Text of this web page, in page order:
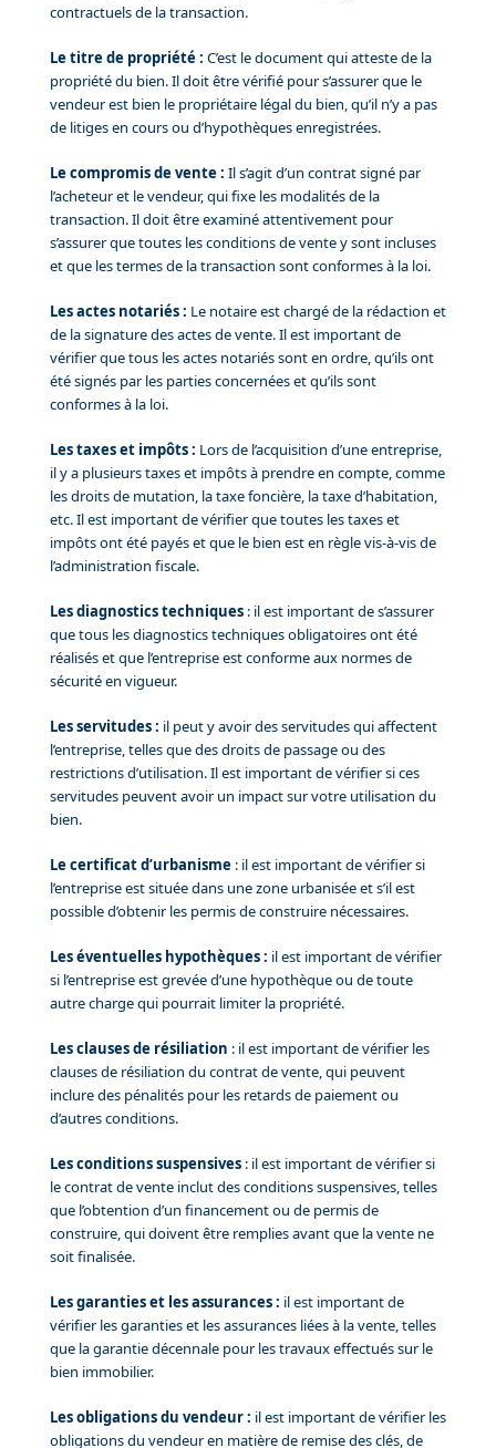
contractuels de la transaction.
Le titre de propriété : C’est le document qui atteste de la
propriété du bien. Il doit être vérifié pour s’assurer que le
vendeur est bien le propriétaire légal du bien, qu’il n’y a pas
de litiges en cours ou d’hypothèques enregistrées.
Le compromis de vente : Il s’agit d’un contrat signé par
l’acheteur et le vendeur, qui fixe les modalités de la
transaction. Il doit être examiné attentivement pour
s’assurer que toutes les conditions de vente y sont incluses
et que les termes de la transaction sont conformes à la loi.
Les actes notariés : Le notaire est chargé de la rédaction et
de la signature des actes de vente. Il est important de
vérifier que tous les actes notariés sont en ordre, qu’ils ont
été signés par les parties concernées et qu’ils sont
conformes à la loi.
Les taxes et impôts : Lors de l’acquisition d’une entreprise,
il y a plusieurs taxes et impôts à prendre en compte, comme
les droits de mutation, la taxe foncière, la taxe d’habitation,
etc. Il est important de vérifier que toutes les taxes et
impôts ont été payés et que le bien est en règle vis-à-vis de
l’administration fiscale.
Les diagnostics techniques : il est important de s’assurer
que tous les diagnostics techniques obligatoires ont été
réalisés et que l’entreprise est conforme aux normes de
sécurité en vigueur.
Les servitudes : il peut y avoir des servitudes qui affectent
l’entreprise, telles que des droits de passage ou des
restrictions d’utilisation. Il est important de vérifier si ces
servitudes peuvent avoir un impact sur votre utilisation du
bien.
Le certificat d’urbanisme : il est important de vérifier si
l’entreprise est située dans une zone urbanisée et s’il est
possible d’obtenir les permis de construire nécessaires.
Les éventuelles hypothèques : il est important de vérifier
si l’entreprise est grevée d’une hypothèque ou de toute
autre charge qui pourrait limiter la propriété.
Les clauses de résiliation : il est important de vérifier les
clauses de résiliation du contrat de vente, qui peuvent
inclure des pénalités pour les retards de paiement ou
d’autres conditions.
Les conditions suspensives : il est important de vérifier si
le contrat de vente inclut des conditions suspensives, telles
que l’obtention d’un financement ou de permis de
construire, qui doivent être remplies avant que la vente ne
soit finalisée.
Les garanties et les assurances : il est important de
vérifier les garanties et les assurances liées à la vente, telles
que la garantie décennale pour les travaux effectués sur le
bien immobilier.
Les obligations du vendeur : il est important de vérifier les
obligations du vendeur en matière de remise des clés, de